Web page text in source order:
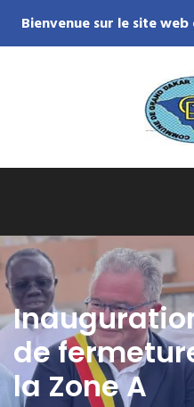
Bienvenue sur le site
de
la Zone A